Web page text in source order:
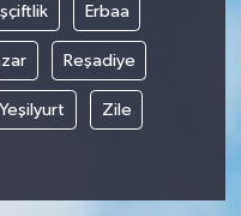
Erbaa
Reşadiye
Yeşilyurt Zile